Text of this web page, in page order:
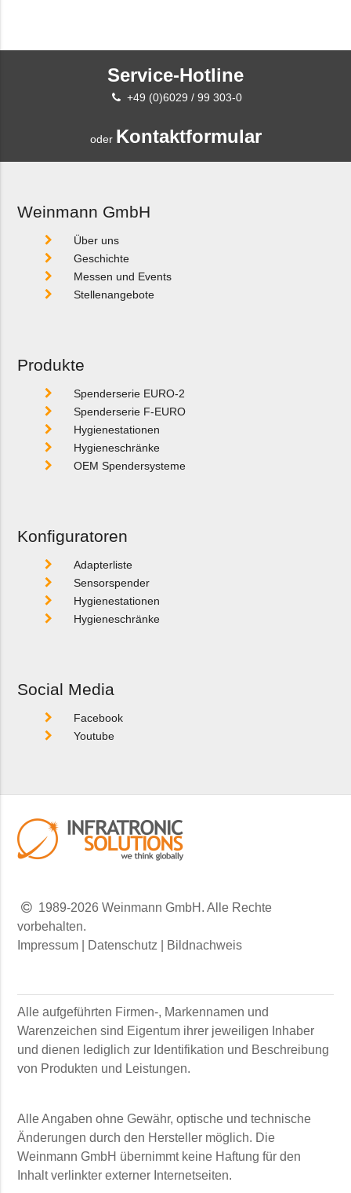
Service-Hotline
+49 (0)6029 / 99 303-0
oder Kontaktformular
Weinmann GmbH
Über uns
Geschichte
Messen und Events
Stellenangebote
Produkte
Spenderserie EURO-2
Spenderserie F-EURO
Hygienestationen
Hygieneschränke
OEM Spendersysteme
Konfiguratoren
Adapterliste
Sensorspender
Hygienestationen
Hygieneschränke
Social Media
Facebook
Youtube
1989-2026 Weinmann GmbH. Alle Rechte
vorbehalten.
Impressum
Datenschutz Bildnachweis
Alle aufgeführten Firmen-, Markennamen und
Warenzeichen sind Eigentum ihrer jeweiligen Inhaber
und dienen lediglich zur Identifikation und Beschreibung
von Produkten und Leistungen.
Alle Angaben ohne Gewähr, optische und technische
Änderungen durch den Hersteller möglich. Die
Weinmann GmbH übernimmt keine Haftung für den
Inhalt verlinkter externer Internetseiten.